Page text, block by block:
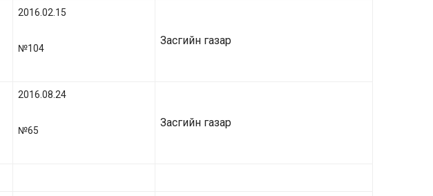
2016.02.15
№104
Засгийн газар
2016.08.24
№65
Засгийн газар